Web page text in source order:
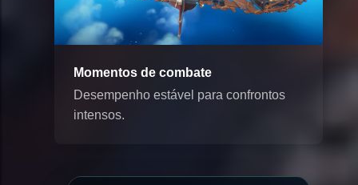
Momentos de combate
Desempenho estável para confrontos
intensos.